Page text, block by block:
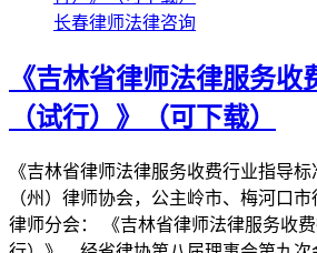
长春律师法律咨询
《吉林省律师法律服务收
（试行）》（可下载）
《吉林省律师法律服务收费行业指导
（州）律师协会，公主岭市、梅河口
律师分会： 《吉林省律师法律服务收